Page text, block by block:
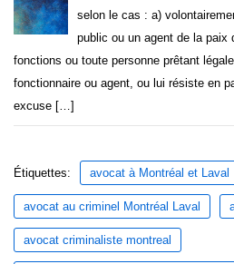
selon le cas : a)
public ou un agent de la paix
fonctions ou toute personne prêtant
fonctionnaire ou agent, ou lui résiste en
excuse […]
Étiquettes: avocat à Montréal et Laval
avocat au criminel Montréal Laval
avocat criminaliste montreal